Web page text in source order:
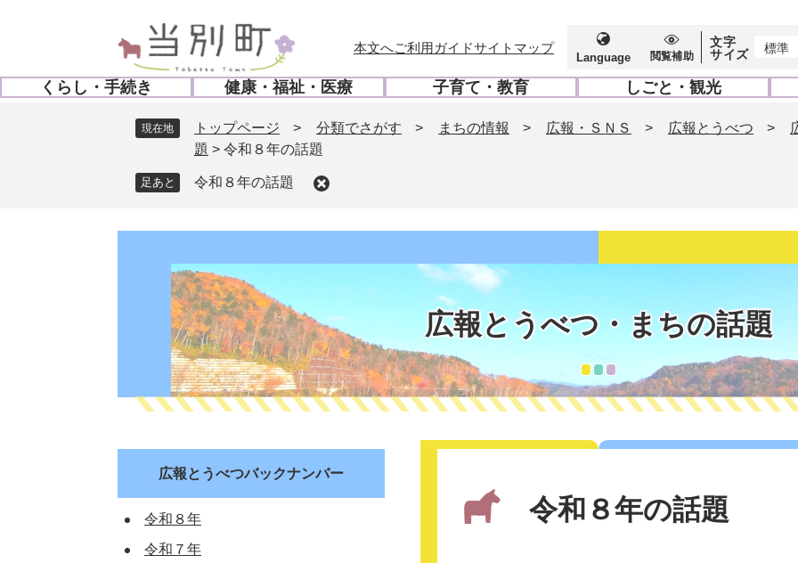
の
先
ー
を
本文へご利用ガイドサイトマップ
Language 閲覧補助
文字
サイズ
標準
くらし・手続き
開
健康・福祉・医療
開
く
子育て・教育
開
く
しごと・観光
開
く
現在地 トップページ > 分類でさがす > まちの情報 > 広報・ＳＮＳ > 広報とうべつ >
題 > 令和８年の話題
令和８年の話題
広報とうべつ・まちの話題
令和８年の話題
広報とうべつバックナンバー
令和８年
令和７年